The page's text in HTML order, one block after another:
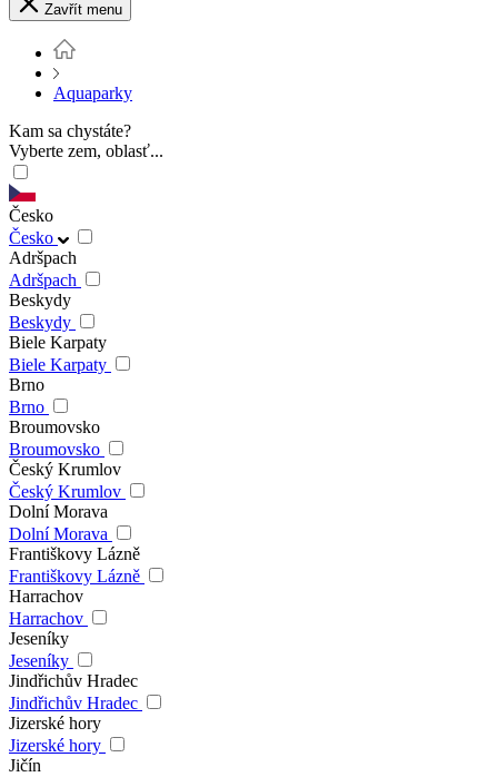
Zavřít menu
Aquaparky
Kam sa chystáte?
Vyberte zem, oblasť...
Česko
Česko
Adršpach
Adršpach
Beskydy
Beskydy
Biele Karpaty
Biele Karpaty
Brno
Brno
Broumovsko
Broumovsko
Český Krumlov
Český Krumlov
Dolní Morava
Dolní Morava
Františkovy Lázně
Františkovy Lázně
Harrachov
Harrachov
Jeseníky
Jeseníky
Jindřichův Hradec
Jindřichův Hradec
Jizerské hory
Jizerské hory
Jičín